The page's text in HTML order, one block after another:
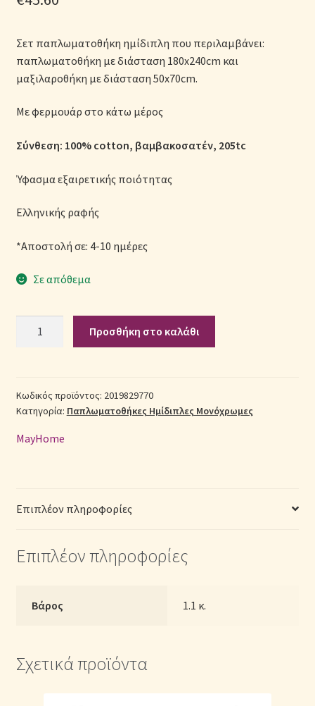
Ολοκλήρωση παραγγελίας
Όροι Χρήσης
Πληρωμές
Σεντόνια Σετ
Σετ παπλωματοθήκη ημίδιπλη που περιλαμβάνει:
παπλωματοθήκη με διάσταση 180x240cm και
μαξιλαροθήκη με διάσταση 50x70cm.
Με φερμουάρ στο κάτω μέρος
Σύνθεση: 100% cotton, βαμβακοσατέν, 205tc
Ύφασμα εξαιρετικής ποιότητας
Ελληνικής ραφής
*Αποστολή σε: 4-10 ημέρες
Σε απόθεμα
Παπλωματοθήκη
(Π:
180cm
Μ:
Μονόχρωμη
ποσότητα
Προσθήκη στο καλάθι
Κωδικός προϊόντος: 2019829770
Κατηγορία: Παπλωματοθήκες Ημίδιπλες Μονόχρωμες
MayHome
Επιπλέον πληροφορίες
Επιπλέον πληροφορίες
Βάρος 1.1 κ.
Σχετικά προϊόντα